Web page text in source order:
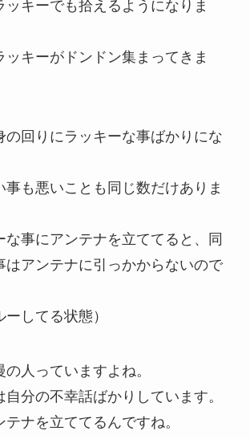
ッキーでも拾えるようになりま
ッキーがドンドン集まってきま
の回りにラッキーな事ばかりにな
事も悪いことも同じ数だけありま
な事にアンテナを立ててると、同
はアンテナに引っかからないので
ーしてる状態）
人っていますよね。
自分の不幸話ばかりしています。
ナを立ててるんですね。